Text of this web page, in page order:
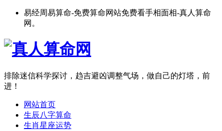
易经周易算命-免费算命网站免费看手相面相-真人算命
网。
排除迷信科学探讨，趋吉避凶调整气场，做自己的灯塔，前
进！
网站首页
生辰八字算命
生肖星座运势